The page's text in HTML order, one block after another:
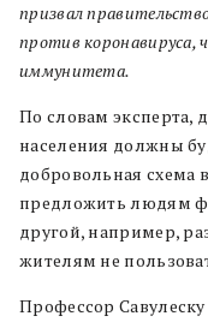
призвал
против коронавируса,
иммунитета.
По словам эксперта,
населения должны
добровольная схема
предложить людям
другой, например,
жителям не
Профессор